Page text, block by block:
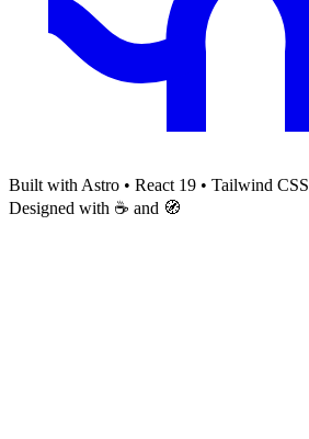
Built with Astro • React 19 • Tailwind CSS
Designed with ☕ and 🧭